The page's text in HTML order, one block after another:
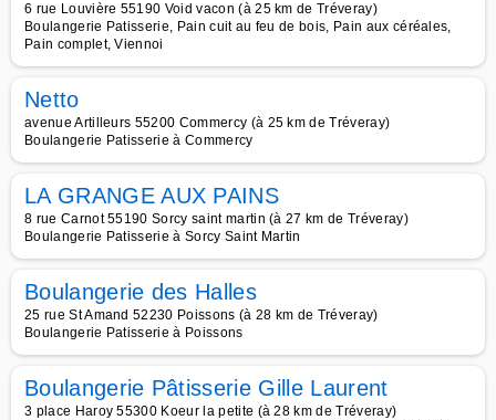
6 rue Louvière 55190 Void vacon (à 25 km de Tréveray)
Boulangerie Patisserie, Pain cuit au feu de bois, Pain aux céréales,
Pain complet, Viennoi
Netto
avenue Artilleurs 55200 Commercy (à 25 km de Tréveray)
Boulangerie Patisserie à Commercy
LA GRANGE AUX PAINS
8 rue Carnot 55190 Sorcy saint martin (à 27 km de Tréveray)
Boulangerie Patisserie à Sorcy Saint Martin
Boulangerie des Halles
25 rue St Amand 52230 Poissons (à 28 km de Tréveray)
Boulangerie Patisserie à Poissons
Boulangerie Pâtisserie Gille Laurent
3 place Haroy 55300 Koeur la petite (à 28 km de Tréveray)